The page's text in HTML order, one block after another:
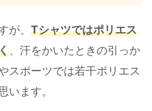
が、 Tシャツではポリエス
、汗をかいたときの引っか
スポーツでは若干ポリエス
います。